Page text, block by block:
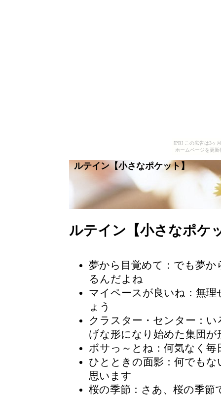
[PR] この広告は3ヶ
ホームページを更
ルテイン【小さなポケット】
ルテイン【小さなポケ
夢から目覚めて：でも夢
るんだよね
マイペースが良いね ：無
ょう
クラスター・センター ：
げな形になり始めた集団が
ボサっ～とね：何気なく
ひとときの面影 ：何でも
思います
桜の季節 ：さあ、桜の季